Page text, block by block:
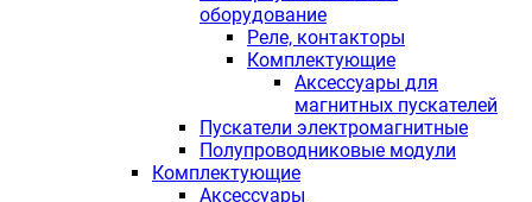
оборудование
Реле, контакторы
Комплектующие
Аксессуары для
магнитных пускателей
Пускатели электромагнитные
Полупроводниковые модули
Комплектующие
Аксессуары